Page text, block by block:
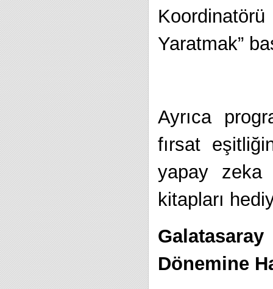
Yaratmak”
Ayrıca
fırsat
yapay zeka
kitapları
Dönemine